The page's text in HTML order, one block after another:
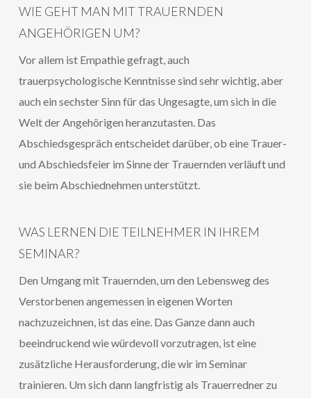
WIE GEHT MAN MIT TRAUERNDEN
ANGEHÖRIGEN UM?
Vor allem ist Empathie gefragt, auch
trauerpsychologische Kenntnisse sind sehr wichtig, aber
auch ein sechster Sinn für das Ungesagte, um sich in die
Welt der Angehörigen heranzutasten. Das
Abschiedsgespräch entscheidet darüber, ob eine Trauer-
und Abschiedsfeier im Sinne der Trauernden verläuft und
sie beim Abschiednehmen unterstützt.
WAS LERNEN DIE TEILNEHMER IN IHREM
SEMINAR?
Den Umgang mit Trauernden, um den Lebensweg des
Verstorbenen angemessen in eigenen Worten
nachzuzeichnen, ist das eine. Das Ganze dann auch
beeindruckend wie würdevoll vorzutragen, ist eine
zusätzliche Herausforderung, die wir im Seminar
trainieren. Um sich dann langfristig als Trauerredner zu